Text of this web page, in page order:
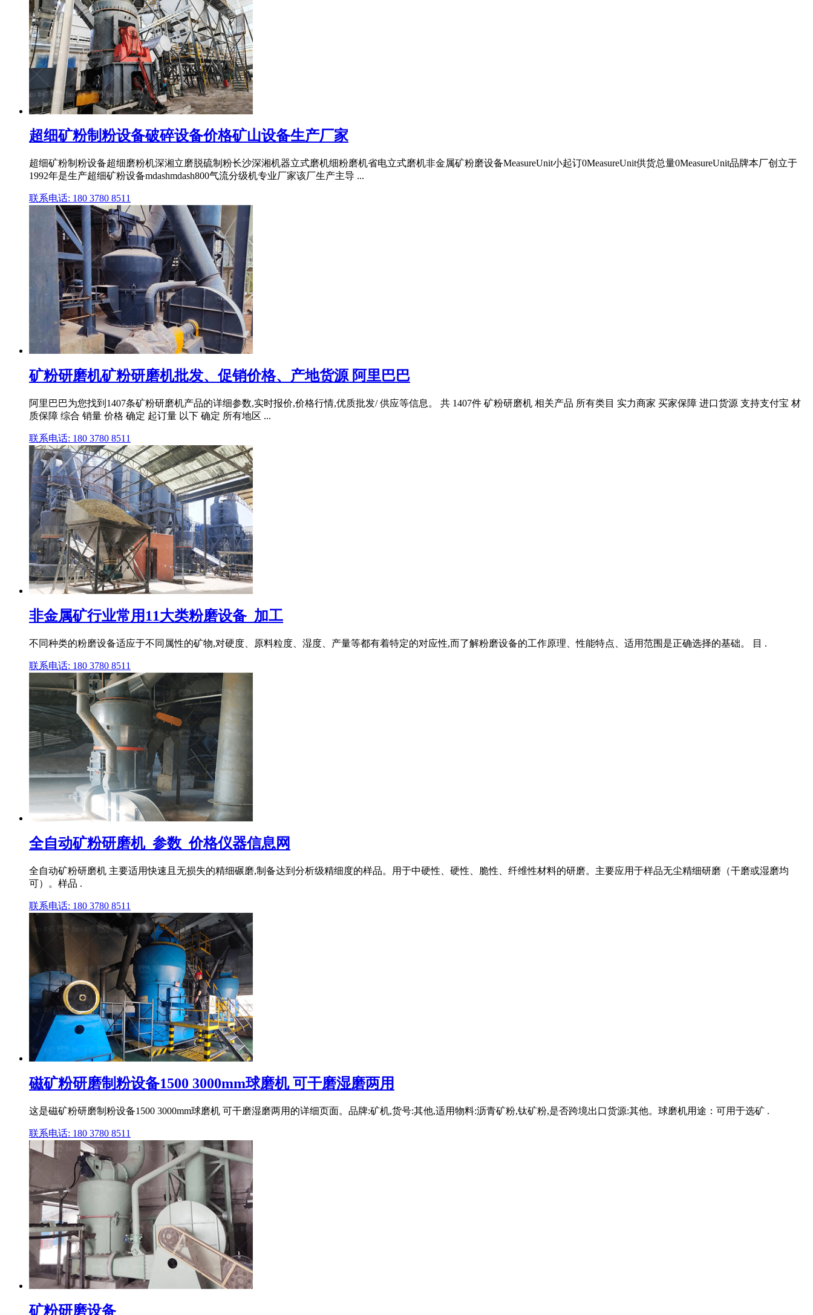
超细矿粉制粉设备破碎设备价格矿山设备生产厂家
超细矿粉制粉设备超细磨粉机深湘立磨脱硫制粉长沙深湘机器立式磨机细粉磨机省电立式磨机非金属矿粉磨设备MeasureUnit小起订0MeasureUnit供货总量0MeasureUnit品牌本厂创立于
1992年是生产超细矿粉设备mdashmdash800气流分级机专业厂家该厂生产主导 ...
联系电话: 180 3780 8511
矿粉研磨机矿粉研磨机批发、促销价格、产地货源 阿里巴巴
阿里巴巴为您找到1407条矿粉研磨机产品的详细参数,实时报价,价格行情,优质批发/ 供应等信息。 共 1407件 矿粉研磨机 相关产品 所有类目 实力商家 买家保障 进口货源 支持支付宝 材
质保障 综合 销量 价格 确定 起订量 以下 确定 所有地区 ...
联系电话: 180 3780 8511
非金属矿行业常用11大类粉磨设备_加工
不同种类的粉磨设备适应于不同属性的矿物,对硬度、原料粒度、湿度、产量等都有着特定的对应性,而了解粉磨设备的工作原理、性能特点、适用范围是正确选择的基础。 目 .
联系电话: 180 3780 8511
全自动矿粉研磨机_参数_价格仪器信息网
全自动矿粉研磨机 主要适用快速且无损失的精细碾磨,制备达到分析级精细度的样品。用于中硬性、硬性、脆性、纤维性材料的研磨。主要应用于样品无尘精细研磨（干磨或湿磨均
可）。样品 .
联系电话: 180 3780 8511
磁矿粉研磨制粉设备1500 3000mm球磨机 可干磨湿磨两用
这是磁矿粉研磨制粉设备1500 3000mm球磨机 可干磨湿磨两用的详细页面。品牌:矿机,货号:其他,适用物料:沥青矿粉,钛矿粉,是否跨境出口货源:其他。球磨机用途：可用于选矿 .
联系电话: 180 3780 8511
矿粉研磨设备